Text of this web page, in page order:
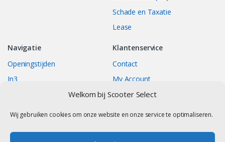
Welkom bij Scooter Select
Wij gebruiken cookies om onze website en onze service te optimaliseren.
Schade en Taxatie
Lease
Navigatie
Openingstijden
In3
Klantenservice
Contact
My Account
Track your Order